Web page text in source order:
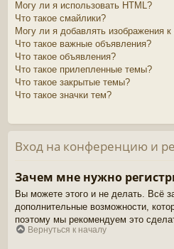
Могу ли я использовать HTML?
Что такое смайлики?
Могу ли я добавлять изображения
Что такое важные объявления?
Что такое объявления?
Что такое прилепленные темы?
Что такое закрытые темы?
Что такое значки тем?
Вход на конференцию и
Зачем мне нужно
Вы можете этого и не делать. Всё
дополнительные возможности,
поэтому мы рекомендуем это
Вернуться к началу